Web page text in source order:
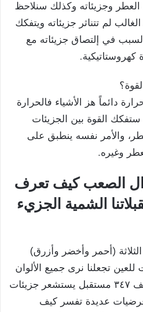
وجزيئاته وكذلك سنلاحظ
لم تتناثر جزيئاته ويتفكك
في إلتصاق جزيئاته مع
كهروستاتيكية.
دائماً هز الأشياء فالحرارة
ستفكك القوة بين الجزيئات
والأمر نفسه ينطبق على
وغيره.
الصعب كيف تعرف
الشمية الجزيء
الثلاثة (أحمر وأخضر وأزرق)
للعين تجعلنا نرى جميع الألوان
في الكون أما للأنف ٣٤٧ مستقبل يستشعر جزيئات
فرضيات عديدة تفسر كيف